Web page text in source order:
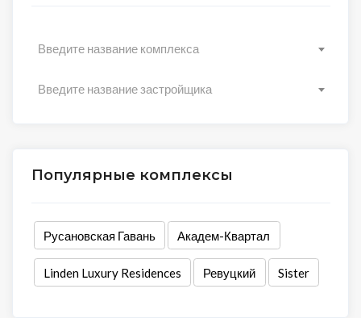
Введите название комплекса
Введите название застройщика
Популярные комплексы
Русановская Гавань Академ-Квартал
Linden Luxury Residences Ревуцкий Sister